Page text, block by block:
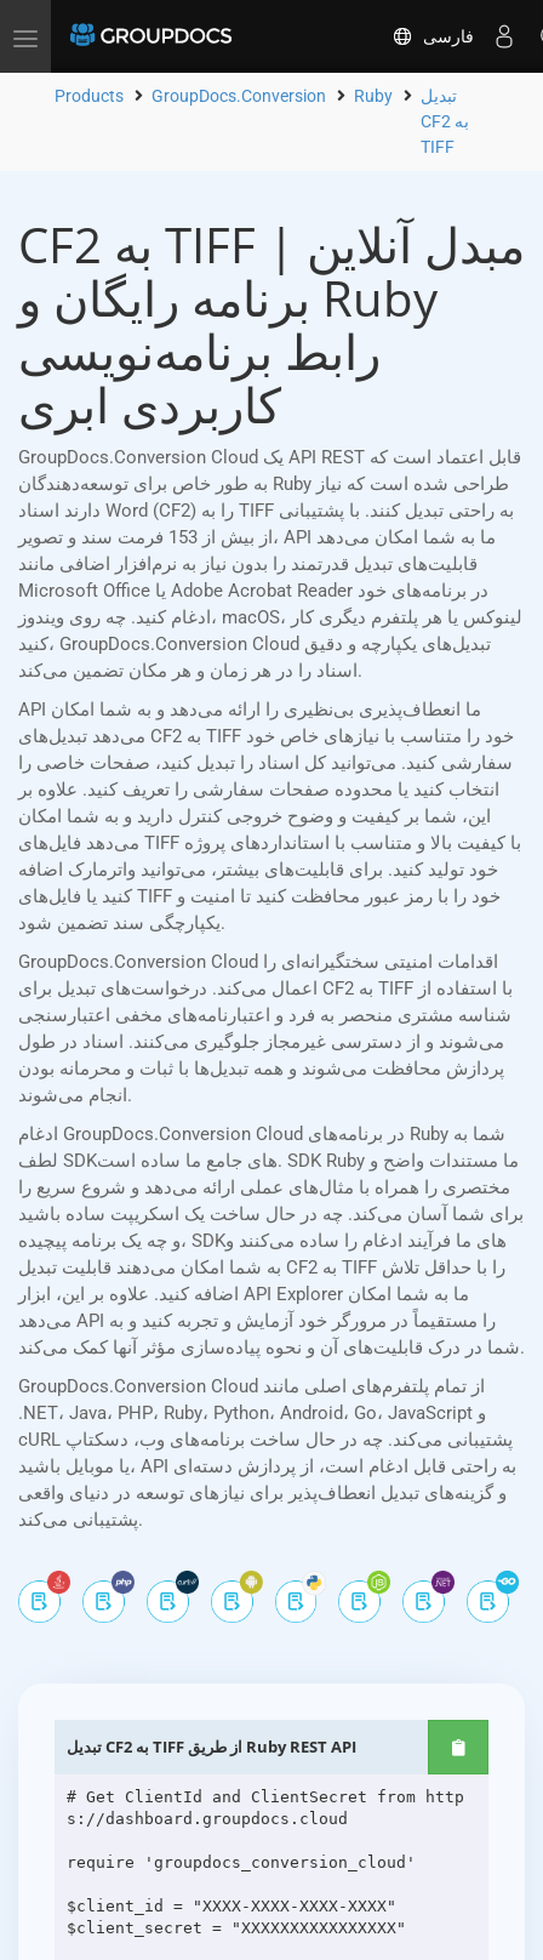
Toggle
فارسی
Products GroupDocs.Conversion Ruby
تبدیل
CF2 به
TIFF
CF2 به TIFF مبدل آنلاین |
برنامه رایگان و Ruby
رابط برنامه‌نویسی
کاربردی ابری
GroupDocs.Conversion Cloud یک API REST قابل اعتماد است که
به طور خاص برای توسعه‌دهندگان Ruby طراحی شده است که نیاز
دارند اسناد Word (CF2) را به TIFF به راحتی تبدیل کنند. با پشتیبانی
از بیش از 153 فرمت سند و تصویر، API ما به شما امکان می‌دهد
قابلیت‌های تبدیل قدرتمند را بدون نیاز به نرم‌افزار اضافی مانند
Microsoft Office یا Adobe Acrobat Reader در برنامه‌های خود
ادغام کنید. چه روی ویندوز، macOS، لینوکس یا هر پلتفرم دیگری کار
کنید، GroupDocs.Conversion Cloud تبدیل‌های یکپارچه و دقیق
اسناد را در هر زمان و هر مکان تضمین می‌کند.
API ما انعطاف‌پذیری بی‌نظیری را ارائه می‌دهد و به شما امکان
می‌دهد تبدیل‌های CF2 به TIFF خود را متناسب با نیازهای خاص خود
سفارشی کنید. می‌توانید کل اسناد را تبدیل کنید، صفحات خاصی را
انتخاب کنید یا محدوده صفحات سفارشی را تعریف کنید. علاوه بر
این، شما بر کیفیت و وضوح خروجی کنترل دارید و به شما امکان
می‌دهد فایل‌های TIFF با کیفیت بالا و متناسب با استانداردهای پروژه
خود تولید کنید. برای قابلیت‌های بیشتر، می‌توانید واترمارک اضافه
کنید یا فایل‌های TIFF خود را با رمز عبور محافظت کنید تا امنیت و
یکپارچگی سند تضمین شود.
GroupDocs.Conversion Cloud اقدامات امنیتی سختگیرانه‌ای را
اعمال می‌کند. درخواست‌های تبدیل برای CF2 به TIFF با استفاده از
شناسه مشتری منحصر به فرد و اعتبارنامه‌های مخفی اعتبارسنجی
می‌شوند و از دسترسی غیرمجاز جلوگیری می‌کنند. اسناد در طول
پردازش محافظت می‌شوند و همه تبدیل‌ها با ثبات و محرمانه بودن
انجام می‌شوند.
ادغام GroupDocs.Conversion Cloud در برنامه‌های Ruby شما به
لطف SDKهای جامع ما ساده است. SDK Ruby ما مستندات واضح و
مختصری را همراه با مثال‌های عملی ارائه می‌دهد و شروع سریع را
برای شما آسان می‌کند. چه در حال ساخت یک اسکریپت ساده باشید
و چه یک برنامه پیچیده، SDKهای ما فرآیند ادغام را ساده می‌کنند و
به شما امکان می‌دهند قابلیت تبدیل CF2 به TIFF را با حداقل تلاش
اضافه کنید. علاوه بر این، ابزار API Explorer ما به شما امکان
می‌دهد API را مستقیماً در مرورگر خود آزمایش و تجربه کنید و به
شما در درک قابلیت‌های آن و نحوه پیاده‌سازی مؤثر آنها کمک می‌کند.
GroupDocs.Conversion Cloud از تمام پلتفرم‌های اصلی مانند
.NET، Java، PHP، Ruby، Python، Android، Go، JavaScript و
cURL پشتیبانی می‌کند. چه در حال ساخت برنامه‌های وب، دسکتاپ
یا موبایل باشید، API به راحتی قابل ادغام است، از پردازش دسته‌ای
و گزینه‌های تبدیل انعطاف‌پذیر برای نیازهای توسعه در دنیای واقعی
پشتیبانی می‌کند.
تبدیل CF2 به TIFF از طریق Ruby REST API
# Get ClientId and ClientSecret from http
s://dashboard.groupdocs.cloud
require 'groupdocs_conversion_cloud'
$client_id = "XXXX-XXXX-XXXX-XXXX"
$client_secret = "XXXXXXXXXXXXXXXX"